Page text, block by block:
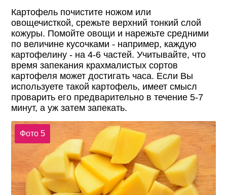
Картофель почистите ножом или
овощечисткой, срежьте верхний тонкий слой
кожуры. Помойте овощи и нарежьте средними
по величине кусочками - например, каждую
картофелину - на 4-6 частей. Учитывайте, что
время запекания крахмалистых сортов
картофеля может достигать часа. Если Вы
используете такой картофель, имеет смысл
проварить его предварительно в течение 5-7
минут, а уж затем запекать.
Фото 5